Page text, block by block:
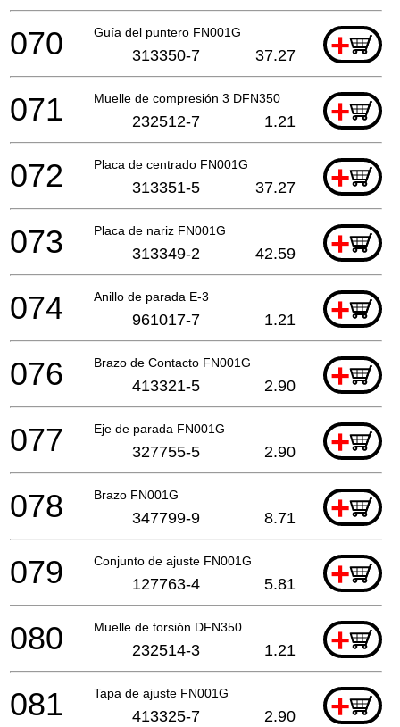
Guía del puntero FN001G +
070 313350-7 37.27
Muelle de compresión 3 DFN350 +
071 232512-7 1.21
Placa de centrado FN001G +
072 313351-5 37.27
Placa de nariz FN001G +
073 313349-2 42.59
Anillo de parada E-3 +
074 961017-7 1.21
Brazo de Contacto FN001G +
076 413321-5 2.90
Eje de parada FN001G +
077 327755-5 2.90
Brazo FN001G +
078 347799-9 8.71
Conjunto de ajuste FN001G +
079 127763-4 5.81
Muelle de torsión DFN350 +
080 232514-3 1.21
Tapa de ajuste FN001G +
081 413325-7 2.90